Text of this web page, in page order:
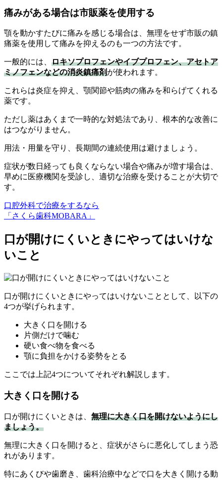
痛みがある場合は市販薬を使用する
顎を動かすたびに痛みを感じる場合は、無理をせず市販の鎮
痛薬を使用して痛みを抑えるのも一つの方法です。
一般的には、 ロキソプロフェンやイブプロフェン、アセトア
ミノフェンなどの消炎鎮痛剤が使われます。
これらは炎症を抑え、顎関節や筋肉の痛みを和らげてくれる
薬です。
ただし薬はあくまで一時的な対処法であり、根本的な改善に
はつながりません。
用法・用量を守り、長期間の連続使用は避けましょう。
症状が数日経っても良くならない場合や痛みが増す場合は、
早めに医療機関を受診し、適切な治療を受けることが大切で
す。
口腔外科で治療をするなら
「さくら歯科MOBARA」
口が開けにくいときにやってはいけな
いこと
口が開けにくいときにやってはいけないこととして、以下の
4つが挙げられます。
大きく口を開ける
片側だけで噛む
硬い食べ物を食べる
顎に負担をかける姿勢をとる
ここでは上記4つについてそれぞれ解説します。
大きく口を開ける
口が開けにくいときは、 無理に大きく口を開けないようにし
ましょう。
無理に大きく口を開けると、症状がさらに悪化してしまう恐
れがあります。
特にあくびや歯磨き、歯科治療中などで口を大きく開ける動